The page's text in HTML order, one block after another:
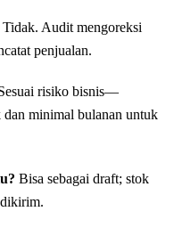
Tidak. Audit mengoreksi
penjualan.
risiko bisnis—
dan minimal bulanan untuk
Bisa sebagai draft; stok